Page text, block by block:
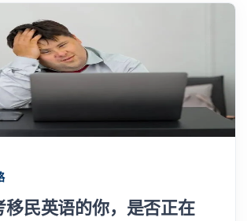
择雅思还是思培？各项科目的难度
中国考生在哪些方面容易“失分”？
经给出了答案。
移民英语的你，是否正在